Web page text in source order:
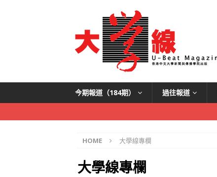
今期報道（184期） 過往報道
HOME 大學線專欄
大學線專欄